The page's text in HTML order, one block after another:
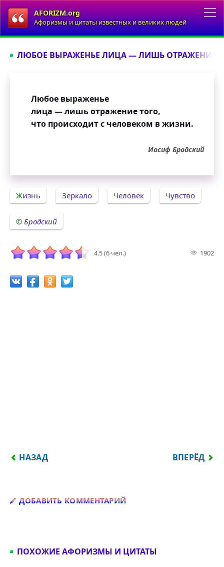
AFORIZM.org
Афоризмы и цитаты известных и великих людей
ЛЮБОЕ ВЫРАЖЕНЬЕ ЛИЦА — ЛИШЬ ОТРАЖЕНИЕ
Любое выраженье
лица — лишь отражение того,
что происходит с человеком в жизни.
Иосиф Бродский
Жизнь Зеркало Человек Чувство
Бродский
4.5 (6 чел.) 1902
ПРЕДЫДУЩИЙ: ЧЕЛОВЕК — ЭТО ТО, ЧТО МЫ О
НАЗАД ВПЕРЁД
ДОБАВИТЬ КОММЕНТАРИЙ
ПОХОЖИЕ АФОРИЗМЫ И ЦИТАТЫ